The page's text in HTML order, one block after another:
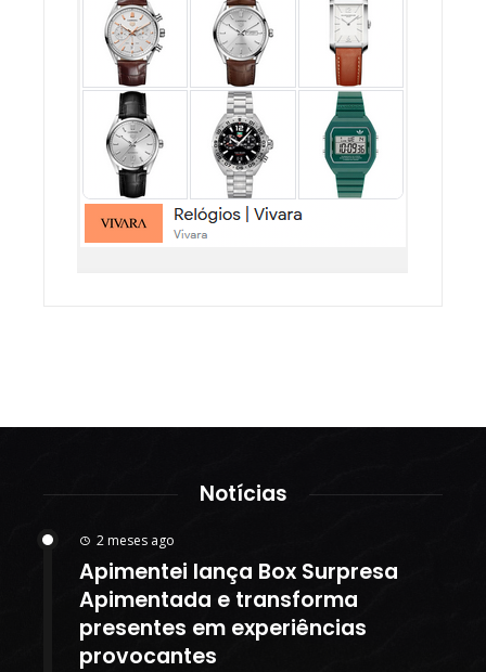
Notícias
2 meses ago
Apimentei lança Box Surpresa
Apimentada e transforma
presentes em experiências
provocantes